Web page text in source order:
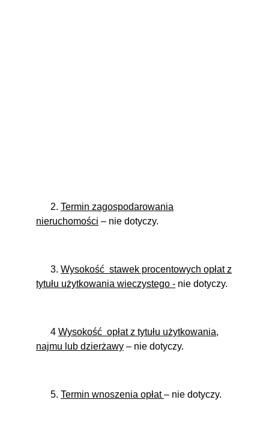
2. Termin zagospodarowania
nieruchomości – nie dotyczy.
3. Wysokość stawek procentowych opłat z
tytułu użytkowania wieczystego - nie dotyczy.
4 Wysokość opłat z tytułu użytkowania,
najmu lub dzierżawy – nie dotyczy.
5. Termin wnoszenia opłat– nie dotyczy.